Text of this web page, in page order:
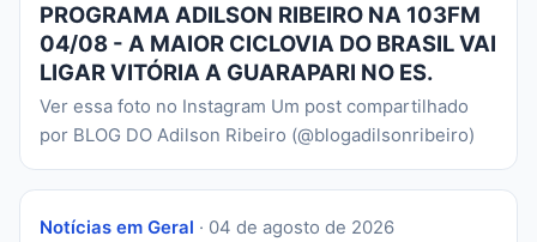
PROGRAMA ADILSON RIBEIRO NA 103FM
04/08 - A MAIOR CICLOVIA DO BRASIL VAI
LIGAR VITÓRIA A GUARAPARI NO ES.
Ver essa foto no Instagram Um post compartilhado
por BLOG DO Adilson Ribeiro (@blogadilsonribeiro)
Notícias em Geral · 04 de agosto de 2026